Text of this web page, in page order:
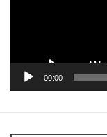
00:00